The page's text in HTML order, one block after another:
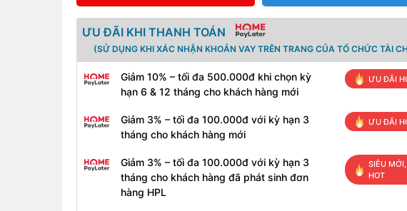
Bàn phím Inspiron 3501
Các phím phẳng, được làm nhám với thiết kế dạng chiclet có hành
bấm. Nhìn chung, Dell mang đến một bàn phím phù hợp cho việc
đèn nền. Dẫu vậy cũng không có phiền phức gì khi đa số chúng ta
bàn phím số phụ cực thuận tiện cho những ai làm công việc liên
ƯU ĐÃI KHI THANH TOÁN
(SỬ DỤNG KHI XÁC NHẬN KHOẢN VAY TRÊN TRANG CỦA TỔ CHỨC TÀI
Giảm 10% – tối đa 500.000đ khi chọn kỳ
hạn 6 & 12 tháng cho khách hàng mới
ƯU ĐÃI
Giảm 3% – tối đa 100.000đ với kỳ hạn 3
tháng cho khách hàng mới
ƯU ĐÃI
Giảm 3% – tối đa 100.000đ với kỳ hạn 3
tháng cho khách hàng đã phát sinh đơn
hàng HPL
SIÊU
HOT